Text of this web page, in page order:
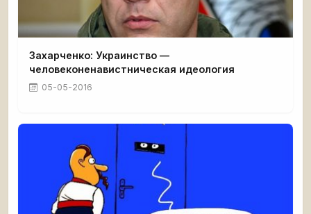
Захарченко: Украинство —
человеконенавистническая идеология
05-05-2016